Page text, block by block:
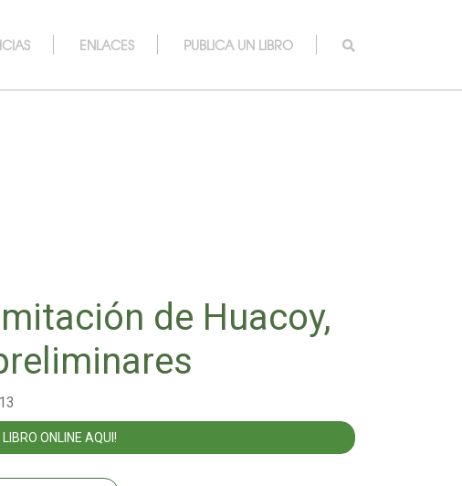
ENLACES PUBLICA UN LIBRO
de Huacoy,
ONLINE AQUI!